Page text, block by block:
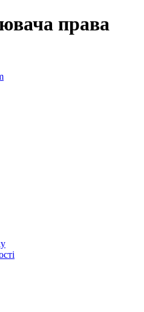
права